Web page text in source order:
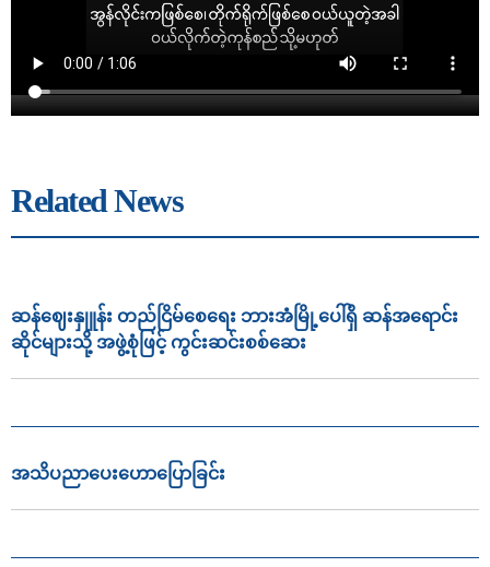
Related News
ဆန်ဈေးနှုူန်း တည်ငြိမ်စေရေး ဘားအံမြို့ပေါ်ရှိ ဆန်အရောင်း
ဆိုင်များသို့ အဖွဲ့စုံဖြင့် ကွင်းဆင်းစစ်ဆေး
အသိပညာ‌ပေး‌ဟောပြောခြင်း